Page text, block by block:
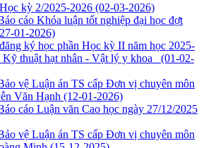
kỳ 2/2025-2026 (02-03-2026)
cáo Khóa luận tốt nghiệp đại học đợt
01-2026)
ký học phần Học kỳ II năm học 2025-
Kỹ thuật hạt nhân - Vật lý y khoa (01-02-
vệ Luận án TS cấp Đơn vị chuyên môn
Văn Hạnh (12-01-2026)
cáo Luận văn Cao học ngày 27/12/2025
vệ Luận án TS cấp Đơn vị chuyên môn